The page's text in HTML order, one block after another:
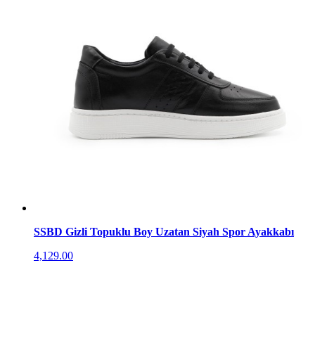
SSBD Gizli Topuklu Boy Uzatan Siyah Spor Ayakkabı
4,129.00